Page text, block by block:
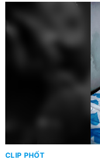
CLIP PHỐT